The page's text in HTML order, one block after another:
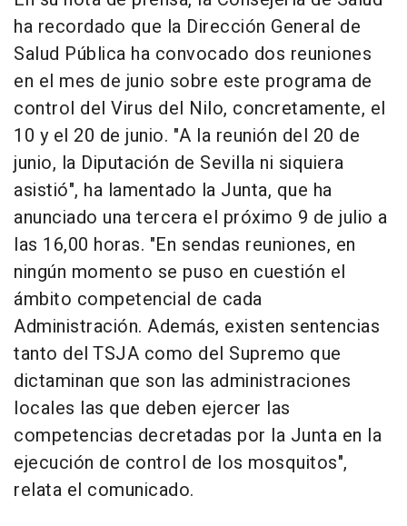
ha recordado que la Dirección General de
Salud Pública ha convocado dos reuniones
en el mes de junio sobre este programa de
control del Virus del Nilo, concretamente, el
10 y el 20 de junio. "A la reunión del 20 de
junio, la Diputación de Sevilla ni siquiera
asistió", ha lamentado la Junta, que ha
anunciado una tercera el próximo 9 de julio a
las 16,00 horas. "En sendas reuniones, en
ningún momento se puso en cuestión el
ámbito competencial de cada
Administración. Además, existen sentencias
tanto del TSJA como del Supremo que
dictaminan que son las administraciones
locales las que deben ejercer las
competencias decretadas por la Junta en la
ejecución de control de los mosquitos",
relata el comunicado.